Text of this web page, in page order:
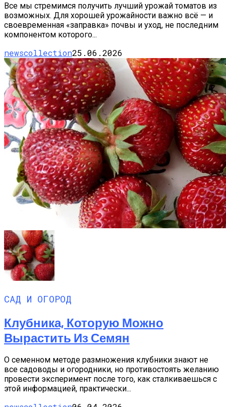
Все мы стремимся получить лучший урожай томатов из
возможных. Для хорошей урожайности важно всё — и
своевременная «заправка» почвы и уход, не последним
компонентом которого...
newscollection25.06.2026
САД И ОГОРОД
Клубника, Которую Можно
Вырастить Из Семян
О семенном методе размножения клубники знают не
все садоводы и огородники, но противостоять желанию
провести эксперимент после того, как сталкиваешься с
этой информацией, практически...